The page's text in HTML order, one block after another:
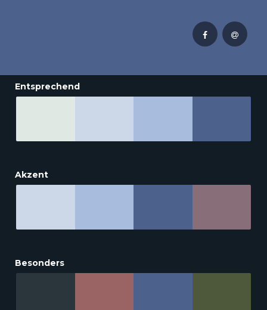
Entsprechend
Akzent
Besonders